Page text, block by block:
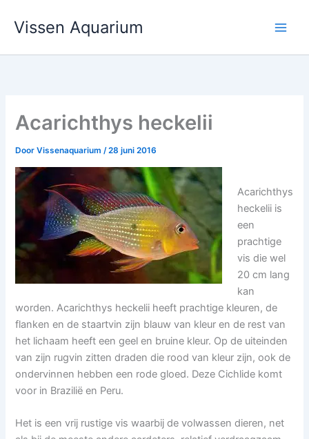
naar
inhoud
Vissen Aquarium
Acarichthys heckelii
DoorVissenaquarium/28 juni 2016
Acarichthys
heckelii is
een
prachtige
vis die wel
20 cm lang
kan
worden. Acarichthys heckelii heeft prachtige kleuren, de
flanken en de staartvin zijn blauw van kleur en de rest van
het lichaam heeft een geel en bruine kleur. Op de uiteinden
van zijn rugvin zitten draden die rood van kleur zijn, ook de
ondervinnen hebben een rode gloed. Deze Cichlide komt
voor in Brazilië en Peru.
Het is een vrij rustige vis waarbij de volwassen dieren, net